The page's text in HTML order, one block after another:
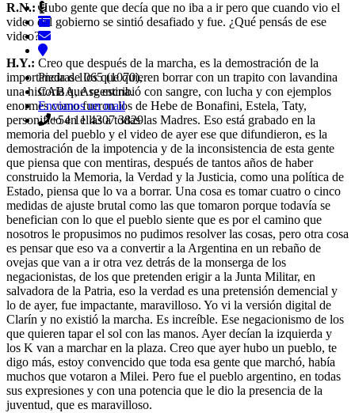
R.N.:Hubo gente que decía que no iba a ir pero que cuando vio el
video del gobierno se sintió desafiado y fue. ¿Qué pensás de ese
video?
H.Y.: Creo que después de la marcha, es la demostración de la
importancia de los que quieren borrar con un trapito con lavandina
una historia que se escribió con sangre, con lucha y con ejemplos
enormes como fueron los de Hebe de Bonafini, Estela, Taty,
personifico en ellas a todas las Madres. Eso está grabado en la
memoria del pueblo y el video de ayer ese que difundieron, es la
demostración de la impotencia y de la inconsistencia de esta gente
que piensa que con mentiras, después de tantos años de haber
construido la Memoria, la Verdad y la Justicia, como una política de
Estado, piensa que lo va a borrar. Una cosa es tomar cuatro o cinco
medidas de ajuste brutal como las que tomaron porque todavía se
benefician con lo que el pueblo siente que es por el camino que
nosotros le propusimos no pudimos resolver las cosas, pero otra cosa
es pensar que eso va a convertir a la Argentina en un rebaño de
ovejas que van a ir otra vez detrás de la monserga de los
negacionistas, de los que pretenden erigir a la Junta Militar, en
salvadora de la Patria, eso la verdad es una pretensión demencial y
lo de ayer, fue impactante, maravilloso. Yo vi la versión digital de
Clarín y no existió la marcha. Es increíble. Ese negacionismo de los
que quieren tapar el sol con las manos. Ayer decían la izquierda y
los K van a marchar en la plaza. Creo que ayer hubo un pueblo, te
digo más, estoy convencido que toda esa gente que marchó, había
muchos que votaron a Milei. Pero fue el pueblo argentino, en todas
sus expresiones y con una potencia que le dio la presencia de la
juventud, que es maravilloso.
Piedras 1065 (1070),
CABA, Argentina.
Envianos un mail
+54 11 4307 3829